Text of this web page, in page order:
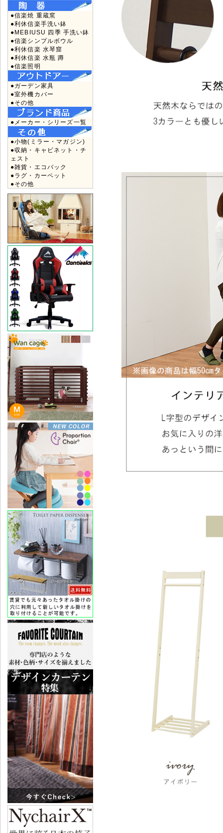
●信楽焼 重蔵窯
●利休信楽手洗い鉢
●MEBIUSU 四季 手洗い鉢
●信楽シンプルボウル
●利休信楽 水琴窟
●利休信楽 水瓶 蹲
●信楽照明
●ガーデン家具
●室外機カバー
●その他
●メーカー・シリーズ一覧
●小物(ミラー・マガジン)
●収納・キャビネット・チ
ェスト
●雑貨・エコバック
●ラグ・カーペット
●その他